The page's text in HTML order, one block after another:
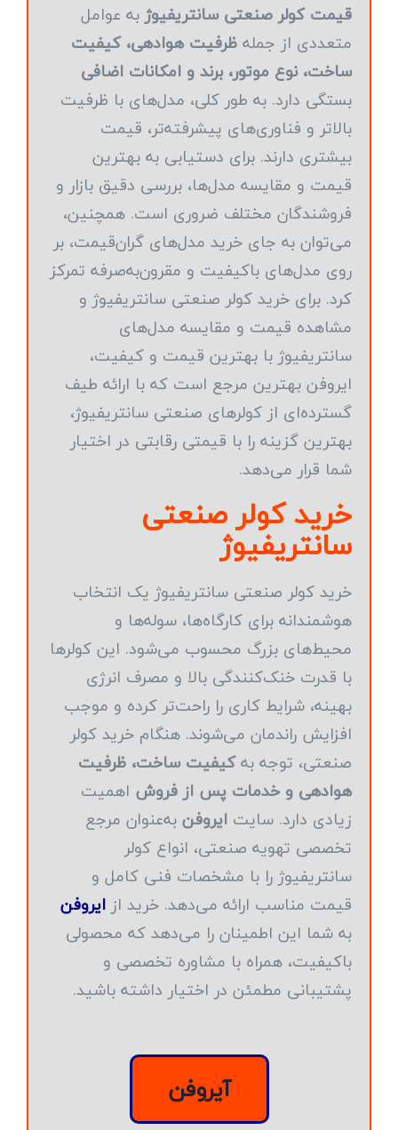
قیمت کولر صنعتی سانتریفیوژبه عوامل
متعددی از جملهظرفیت هوادهی، کیفیت
ساخت، نوع موتور، برند و امکانات اضافی
بستگی دارد. به طور کلی، مدل‌های با ظرفیت
بالاتر و فناوری‌های پیشرفته‌تر، قیمت
بیشتری دارند. برای دستیابی به بهترین
قیمت و مقایسه مدل‌ها، بررسی دقیق بازار و
فروشندگان مختلف ضروری است. همچنین،
می‌توان به جای خرید مدل‌های گران‌قیمت، بر
روی مدل‌های باکیفیت و مقرون‌به‌صرفه تمرکز
کرد. برای خرید کولر صنعتی سانتریفیوژ و
مشاهده قیمت و مقایسه مدل‌های
سانتریفیوژ با بهترین قیمت و کیفیت،
ایروفن بهترین مرجع است که با ارائه طیف
گسترده‌ای از کولرهای صنعتی سانتریفیوژ،
بهترین گزینه را با قیمتی رقابتی در اختیار
شما قرار می‌دهد.
خرید کولر صنعتی
سانتریفیوژ
خرید کولر صنعتی سانتریفیوژ یک انتخاب
هوشمندانه برای کارگاه‌ها، سوله‌ها و
محیط‌های بزرگ محسوب می‌شود. این کولرها
با قدرت خنک‌کنندگی بالا و مصرف انرژی
بهینه، شرایط کاری را راحت‌تر کرده و موجب
افزایش راندمان می‌شوند. هنگام خرید کولر
صنعتی، توجه بهکیفیت ساخت، ظرفیت
هوادهی و خدمات پس از فروش اهمیت
زیادی دارد. سایت ایروفنبه‌عنوان مرجع
تخصصی تهویه صنعتی، انواع کولر
سانتریفیوژ را با مشخصات فنی کامل و
قیمت مناسب ارائه می‌دهد. خرید از ایروفن
به شما این اطمینان را می‌دهد که محصولی
باکیفیت، همراه با مشاوره تخصصی و
پشتیبانی مطمئن در اختیار داشته باشید.
آیروفن